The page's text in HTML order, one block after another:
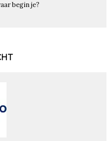
begin je?